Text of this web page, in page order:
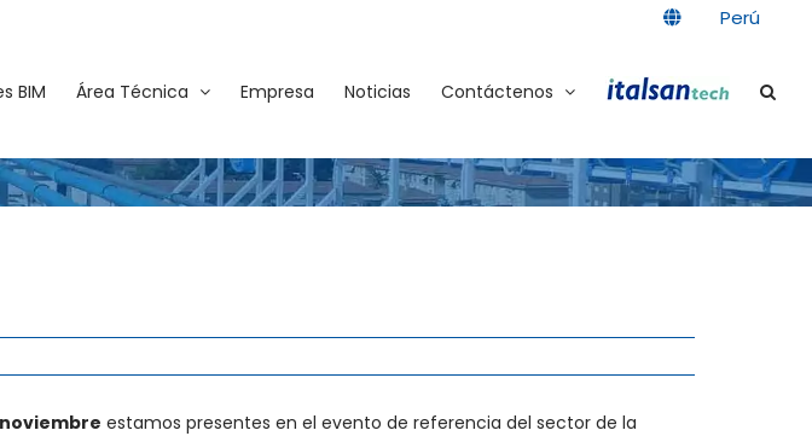
Perú
BIM Área Técnica Empresa Noticias Contáctenos
estamos presentes en el evento de referencia del sector de la